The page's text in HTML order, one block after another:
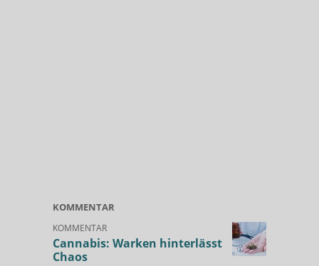
KOMMENTAR
KOMMENTAR
Cannabis: Warken hinterlässt
Chaos